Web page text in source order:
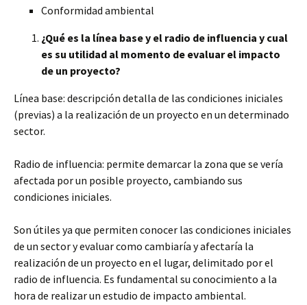
Conformidad ambiental
¿Qué es la línea base y el radio de influencia y cual
es su utilidad al momento de evaluar el impacto
de un proyecto?
Línea base: descripción detalla de las condiciones iniciales
(previas) a la realización de un proyecto en un determinado
sector.
Radio de influencia: permite demarcar la zona que se vería
afectada por un posible proyecto, cambiando sus
condiciones iniciales.
Son útiles ya que permiten conocer las condiciones iniciales
de un sector y evaluar como cambiaría y afectaría la
realización de un proyecto en el lugar, delimitado por el
radio de influencia. Es fundamental su conocimiento a la
hora de realizar un estudio de impacto ambiental.